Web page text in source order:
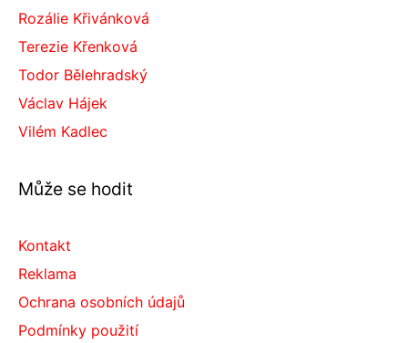
Rozálie Křivánková
Terezie Křenková
Todor Bělehradský
Václav Hájek
Vilém Kadlec
Může se hodit
Kontakt
Reklama
Ochrana osobních údajů
Podmínky použití